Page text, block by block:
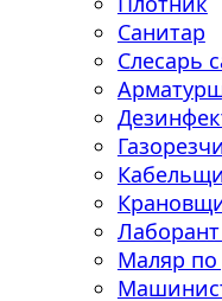
Санитар
Слесарь
Маляр по